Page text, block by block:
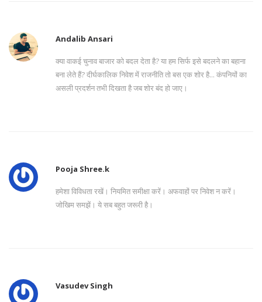
Andalib Ansari
क्या वाकई चुनाव बाजार को बदल देता है? या हम सिर्फ इसे बदलने का बहाना
बना लेते हैं? दीर्घकालिक निवेश में राजनीति तो बस एक शोर है... कंपनियों का
असली प्रदर्शन तभी दिखता है जब शोर बंद हो जाए।
Pooja Shree.k
हमेशा विविधता रखें। नियमित समीक्षा करें। अफवाहों पर निवेश न करें।
जोखिम समझें। ये सब बहुत जरूरी है।
Vasudev Singh